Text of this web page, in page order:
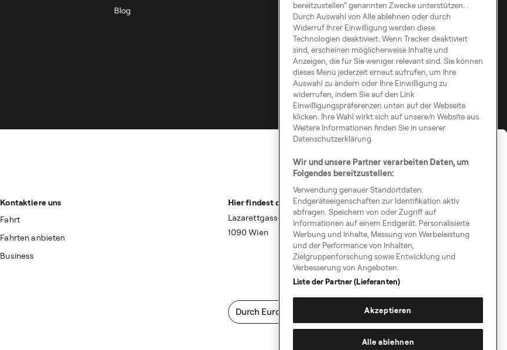
Blog
Kontaktiere uns
Fahrt
Fahrten anbieten
Business
Hier findest du uns
Lazarettgasse 9
1090 Wien
Durch Europa
bereitzustellen“ genannten Zwecke unterstützen. .
Durch Auswahl von Alle ablehnen oder durch
Widerruf Ihrer Einwilligung werden diese
Technologien deaktiviert. Wenn Tracker deaktiviert
sind, erscheinen möglicherweise Inhalte und
Anzeigen, die für Sie weniger relevant sind. Sie können
dieses Menü jederzeit erneut aufrufen, um Ihre
Auswahl zu ändern oder Ihre Einwilligung zu
widerrufen, indem Sie auf den Link
Einwilligungspräferenzen unten auf der Webseite
klicken. Ihre Wahl wirkt sich auf unsere/n Website aus.
Weitere Informationen finden Sie in unserer
Datenschutzerklärung.
Wir und unsere Partner verarbeiten Daten, um
Folgendes bereitzustellen:
Verwendung genauer Standortdaten.
Endgeräteeigenschaften zur Identifikation aktiv
abfragen. Speichern von oder Zugriff auf
Informationen auf einem Endgerät. Personalisierte
Werbung und Inhalte, Messung von Werbeleistung
und der Performance von Inhalten,
Zielgruppenforschung sowie Entwicklung und
Verbesserung von Angeboten.
Liste der Partner (Lieferanten)
Akzeptieren
Alle ablehnen